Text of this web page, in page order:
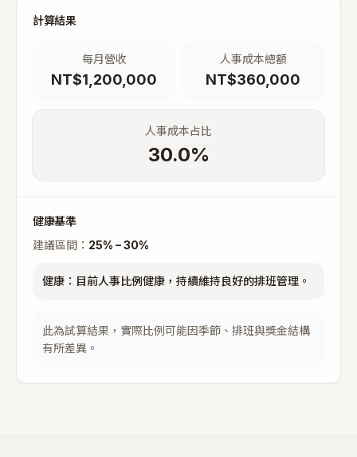
計算結果
每月營收
NT$1,200,000
人事成本總額
NT$360,000
人事成本占比
30.0%
健康基準
建議區間： 25% – 30%
健康 ： 目前人事比例健康，持續維持良好的排班管理。
此為試算結果，實際比例可能因季節、排班與獎金結構
有所差異。